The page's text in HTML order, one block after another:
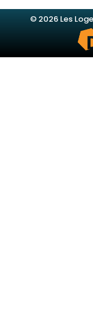
© 2026 Les